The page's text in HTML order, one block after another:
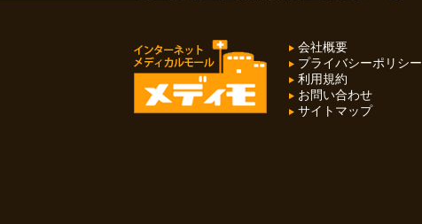
会社概要
プライバシーポリシー
利用規約
お問い合わせ
サイトマップ